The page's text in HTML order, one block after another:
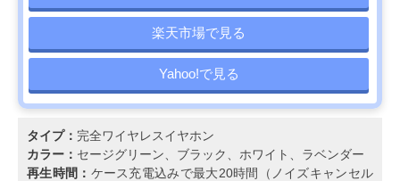
楽天市場で見る
Yahoo!で見る
タイプ： 完全ワイヤレスイヤホン
カラー： セージグリーン、ブラック、ホワイト、ラベンダー
再生時間： ケース充電込みで最大20時間（ノイズキャンセル